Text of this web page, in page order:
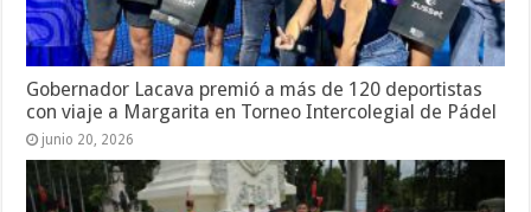
Gobernador Lacava premió a más de 120 deportistas
con viaje a Margarita en Torneo Intercolegial de Pádel
junio 20, 2026